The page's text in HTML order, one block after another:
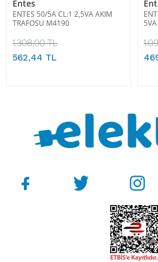
Entes
ENTES 50/5A CL:1 2,5VA AKIM
TRAFOSU M4190
1.308,00 TL
562,44 TL